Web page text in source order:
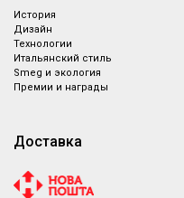
История
Дизайн
Технологии
Итальянский стиль
Smeg и экология
Премии и награды
Доставка